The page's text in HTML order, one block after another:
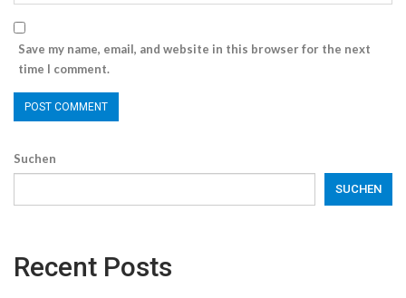
Save my name, email, and website in this browser for the next
time I comment.
Suchen
SUCHEN
Recent Posts